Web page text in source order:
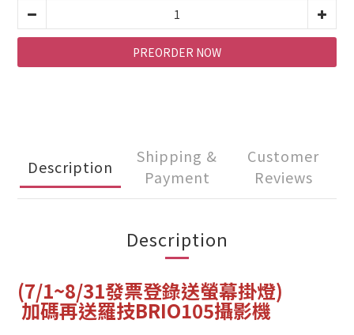
PREORDER NOW
Description
Shipping &
Payment
Customer
Reviews
Description
(7/1~8/31發票登錄送螢幕掛燈)
加碼再送羅技BRIO105攝影機